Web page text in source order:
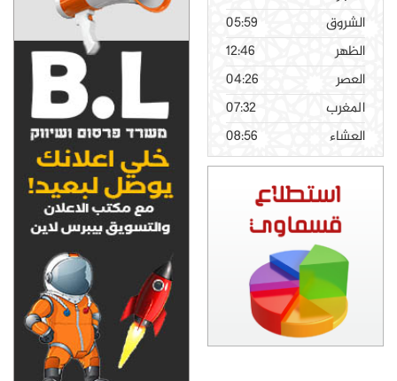
الشروق
05:59
الظهر
12:46
العصر
04:26
المغرب
07:32
العشاء
08:56